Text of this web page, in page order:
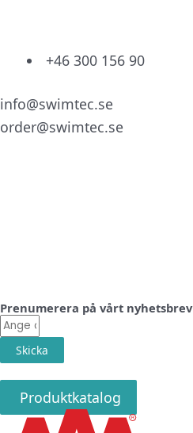
+46 300 156 90
info@swimtec.se
order@swimtec.se
Prenumerera på vårt nyhetsbrev
E-
postSkicka
Produktkatalog